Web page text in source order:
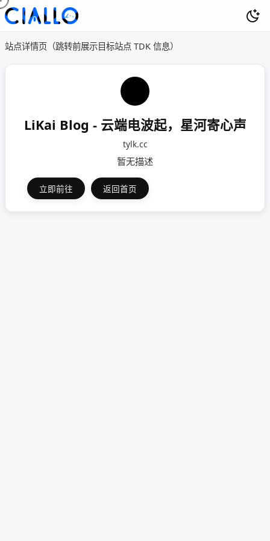
站点详情页（跳转前展示目标站点 TDK 信息）
LiKai Blog - 云端电波起，星河寄心声
tylk.cc
暂无描述
立即前往 返回首页